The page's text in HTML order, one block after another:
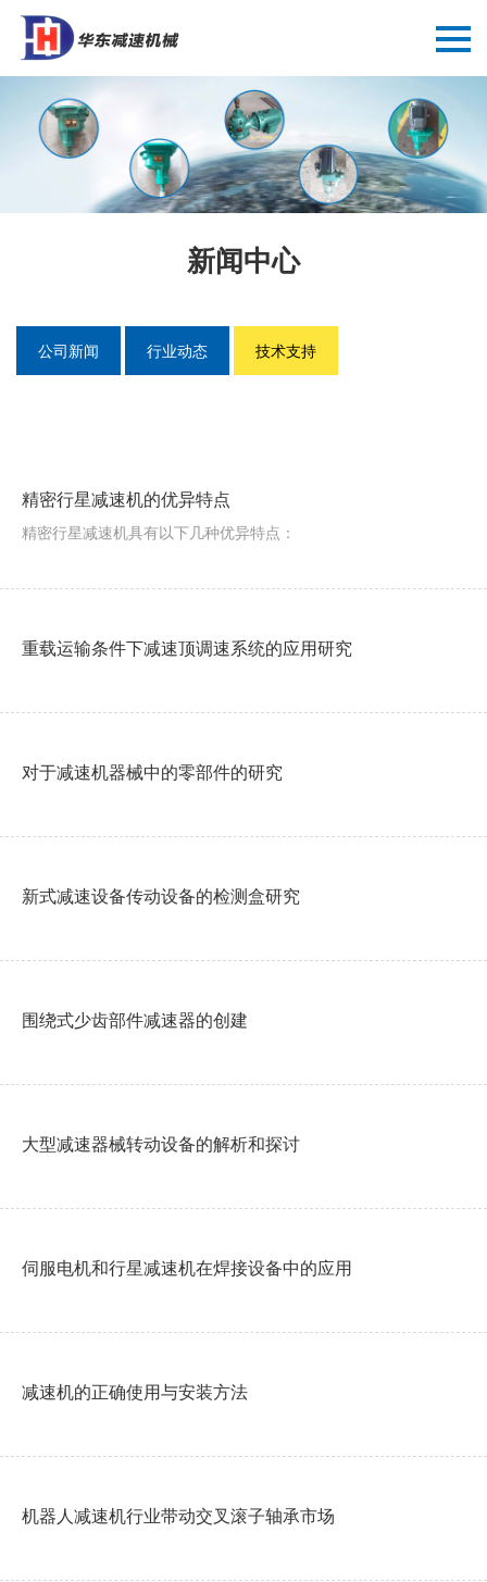
新闻中心
公司新闻 行业动态 技术支持
精密行星减速机的优异特点
精密行星减速机具有以下几种优异特点：
重载运输条件下减速顶调速系统的应用研究
对于减速机器械中的零部件的研究
新式减速设备传动设备的检测盒研究
围绕式少齿部件减速器的创建
大型减速器械转动设备的解析和探讨
伺服电机和行星减速机在焊接设备中的应用
减速机的正确使用与安装方法
机器人减速机行业带动交叉滚子轴承市场